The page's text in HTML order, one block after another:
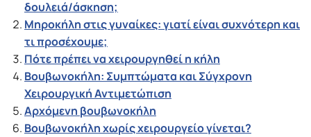
δουλειά/άσκηση;
Μηροκήλη στις γυναίκες: γιατί είναι συχνότερη και
τι προσέχουμε;
Πότε πρέπει να χειρουργηθεί η κήλη
Βουβωνοκήλη: Συμπτώματα και Σύγχρονη
Χειρουργική Αντιμετώπιση
Αρχόμενη βουβωνοκήλη
Βουβωνοκήλη χωρίς χειρουργείο γίνεται?